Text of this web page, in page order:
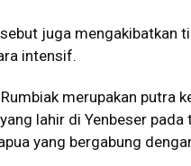
juga mengakibatkan
intensif.
merupakan putra
lahir di Yenbeser
yang bergabung